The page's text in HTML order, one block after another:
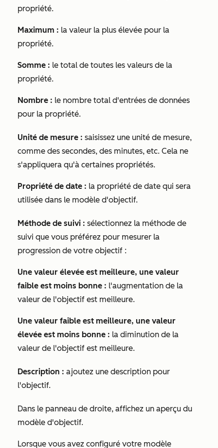
propriété.
Maximum : la valeur la plus élevée pour la
propriété.
Somme : le total de toutes les valeurs de la
propriété.
Nombre : le nombre total d'entrées de données
pour la propriété.
Unité de mesure : saisissez une unité de mesure,
comme des secondes, des minutes, etc. Cela ne
s'appliquera qu'à certaines propriétés.
Propriété de date : la propriété de date qui sera
utilisée dans le modèle d'objectif.
Méthode de suivi : sélectionnez la méthode de
suivi que vous préférez pour mesurer la
progression de votre objectif :
Une valeur élevée est meilleure, une valeur
faible est moins bonne : l'augmentation de la
valeur de l'objectif est meilleure.
Une valeur faible est meilleure, une valeur
élevée est moins bonne : la diminution de la
valeur de l'objectif est meilleure.
Description : ajoutez une description pour
l'objectif.
Dans le panneau de droite, affichez un aperçu du
modèle d'objectif.
Lorsque vous avez configuré votre modèle